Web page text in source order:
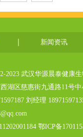
新闻资讯
2023 武汉华源晨泰健康
湖区慈惠街九通路11号中
刘经理
鄂ICP备